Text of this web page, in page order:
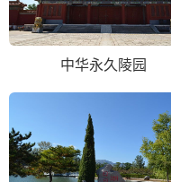
中华永久陵园